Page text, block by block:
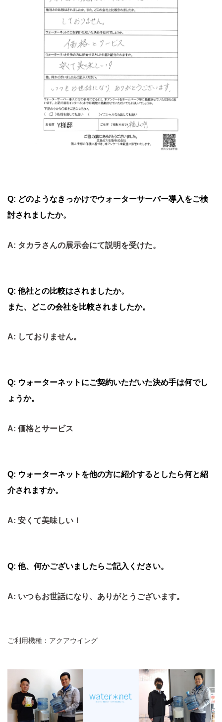
Q: どのようなきっかけでウォーターサーバー導入をご検
討されましたか。
A: タカラさんの展示会にて説明を受けた。
Q: 他社との比較はされましたか。
また、どこの会社を比較されましたか。
A: しておりません。
Q: ウォーターネットにご契約いただいた決め手は何でし
ょうか。
A: 価格とサービス
Q: ウォーターネットを他の方に紹介するとしたら何と紹
介されますか。
A: 安くて美味しい！
Q: 他、何かございましたらご記入ください。
A: いつもお世話になり、ありがとうございます。
ご利用機種：アクアウイング